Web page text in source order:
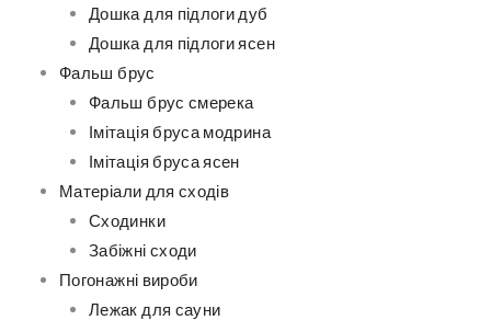
Дошка для підлоги дуб
Дошка для підлоги ясен
Фальш брус
Фальш брус смерека
Імітація бруса модрина
Імітація бруса ясен
Матеріали для сходів
Сходинки
Забіжні сходи
Погонажні вироби
Лежак для сауни